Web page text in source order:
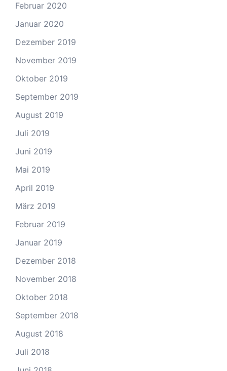
Februar 2020
Januar 2020
Dezember 2019
November 2019
Oktober 2019
September 2019
August 2019
Juli 2019
Juni 2019
Mai 2019
April 2019
März 2019
Februar 2019
Januar 2019
Dezember 2018
November 2018
Oktober 2018
September 2018
August 2018
Juli 2018